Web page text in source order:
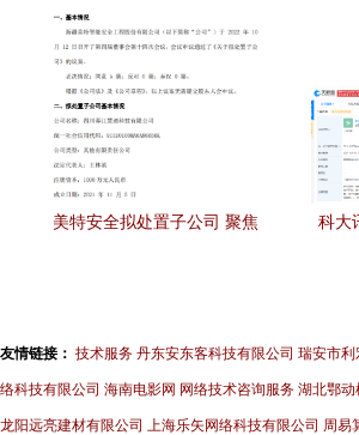
功能使用全攻略
美特安全拟处置子公司 聚焦
科大
友情链接： 技术服务 丹东安东客科技有限公司 瑞安市利
络科技有限公司 海南电影网 网络技术咨询服务 湖北鄂动
龙阳远亮建材有限公司 上海乐矢网络科技有限公司 周易